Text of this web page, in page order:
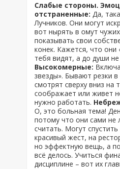
Слабые стороны.
отстраненные: Да,
Лучников. Они могут
вот нырять в омут
показывать свои
конек. Кажется, что они
тебя видят, а до души
Высокомерные:
звезды». Бывают резки
смотрят сверху вниз на
соображает или живет
нужно работать.
О, это больная тема!
потому что они сами не
считать. Могут
красивый жест, на
но эффектную вещь, а
всё делось. Учиться
дисциплине – вот их